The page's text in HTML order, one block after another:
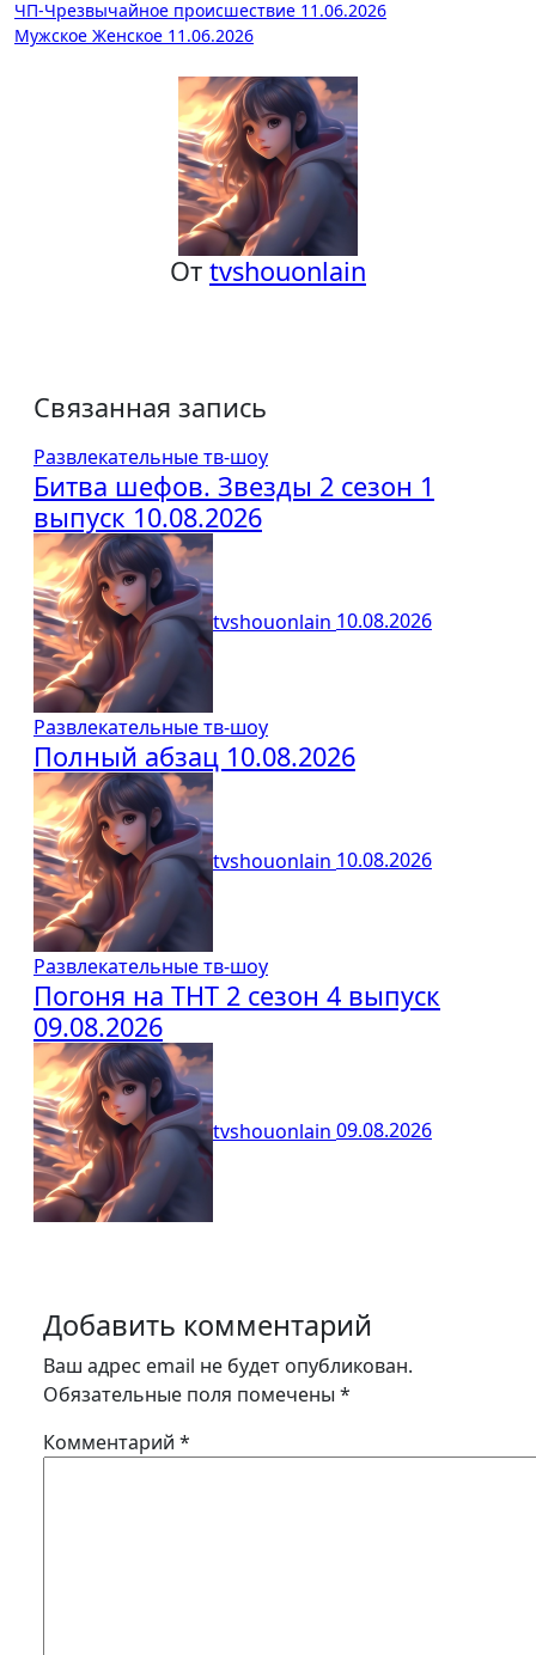
Навигация
по
ЧП-Чрезвычайное происшествие 11.06.2026
Мужское Женское 11.06.2026
От tvshouonlain
Связанная запись
Развлекательные тв-шоу
Битва шефов. Звезды 2 сезон 1
выпуск 10.08.2026
tvshouonlain 10.08.2026
Развлекательные тв-шоу
Полный абзац 10.08.2026
tvshouonlain 10.08.2026
Развлекательные тв-шоу
Погоня на ТНТ 2 сезон 4 выпуск
09.08.2026
tvshouonlain 09.08.2026
Добавить комментарий
Ваш адрес email не будет опубликован.
Обязательные поля помечены *
Комментарий *